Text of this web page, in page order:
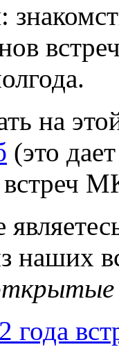
на
(это
наших
года